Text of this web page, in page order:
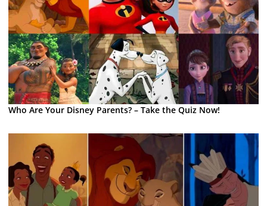
Who Are Your Disney Parents? – Take the Quiz Now!